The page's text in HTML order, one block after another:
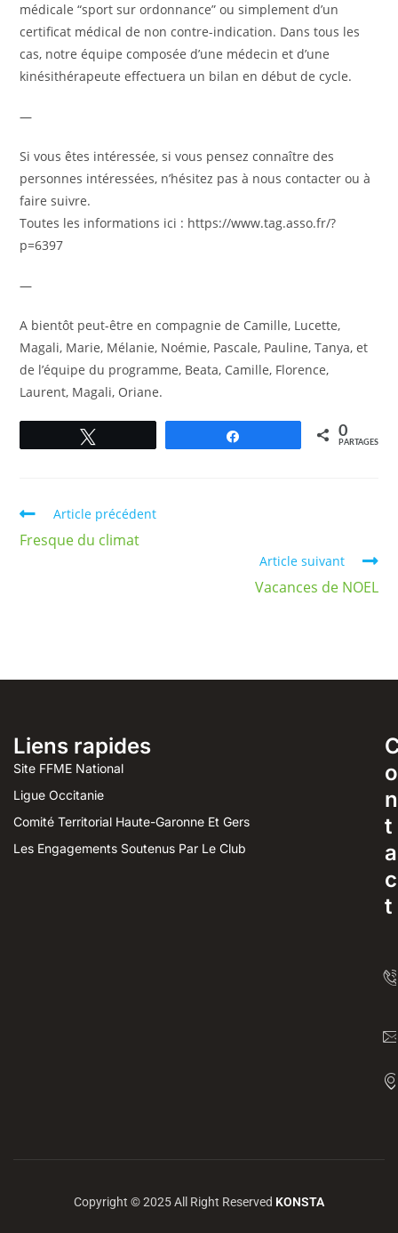
médicale “sport sur ordonnance” ou simplement d’un
certificat médical de non contre-indication. Dans tous les
cas, notre équipe composée d’une médecin et d’une
kinésithérapeute effectuera un bilan en début de cycle.
—
Si vous êtes intéressée, si vous pensez connaître des
personnes intéressées, n’hésitez pas à nous contacter ou à
faire suivre.
Toutes les informations ici : https://www.tag.asso.fr/?
p=6397
—
A bientôt peut-être en compagnie de Camille, Lucette,
Magali, Marie, Mélanie, Noémie, Pascale, Pauline, Tanya, et
de l’équipe du programme, Beata, Camille, Florence,
Laurent, Magali, Oriane.
0
PARTAGES
Article précédent
Fresque du climat
Article suivant
Vacances de NOEL
Liens rapides
Site FFME National
Ligue Occitanie
Comité Territorial Haute-Garonne Et Gers
Les Engagements Soutenus Par Le Club
o
n
t
a
c
t
Copyright © 2025 All Right Reserved KONSTA